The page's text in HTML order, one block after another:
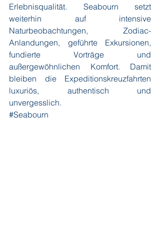
Erlebnisqualität. Seabourn setzt
weiterhin auf intensive
Naturbeobachtungen, Zodiac-
Anlandungen, geführte Exkursionen,
fundierte Vorträge und
außergewöhnlichen Komfort. Damit
bleiben die Expeditionskreuzfahrten
luxuriös, authentisch und
unvergesslich.
#Seabourn